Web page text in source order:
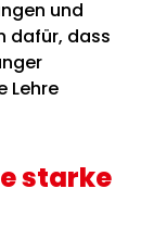
und
dafür, dass
Lehre
starke